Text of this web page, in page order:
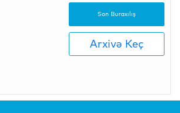
Son Buraxılış
Arxivə Keç